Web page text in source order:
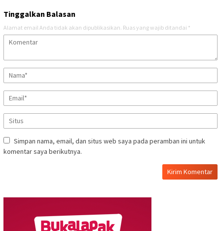
Tinggalkan Balasan
Alamat email Anda tidak akan dipublikasikan. Ruas yang wajib ditandai *
Simpan nama, email, dan situs web saya pada peramban ini untuk
komentar saya berikutnya.